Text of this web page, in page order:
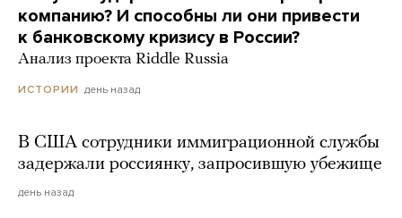
компанию? И способны ли они привести
к банковскому кризису в России?
Анализ проекта Riddle Russia
ИСТОРИИ день назад
В США сотрудники иммиграционной службы
задержали россиянку, запросившую убежище
день назад